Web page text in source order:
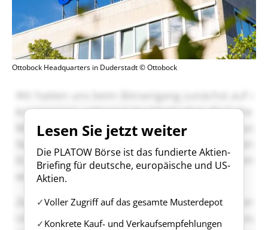
Ottobock Headquarters in Duderstadt © Ottobock
Lesen Sie jetzt weiter
Die PLATOW Börse ist das fundierte Aktien-
Briefing für deutsche, europäische und US-
Aktien.
Voller Zugriff auf das gesamte Musterdepot
Konkrete Kauf- und Verkaufsempfehlungen